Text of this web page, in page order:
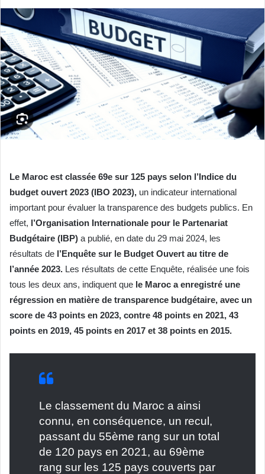
courriel
Le Maroc est classée 69e sur 125 pays selon l’Indice du
budget ouvert 2023 (IBO 2023), un indicateur international
important pour évaluer la transparence des budgets publics. En
effet, l’Organisation Internationale pour le Partenariat
Budgétaire (IBP) a publié, en date du 29 mai 2024, les
résultats de l’Enquête sur le Budget Ouvert au titre de
l’année 2023. Les résultats de cette Enquête, réalisée une fois
tous les deux ans, indiquent que le Maroc a enregistré une
régression en matière de transparence budgétaire, avec un
score de 43 points en 2023, contre 48 points en 2021, 43
points en 2019, 45 points en 2017 et 38 points en 2015.
Le classement du Maroc a ainsi
connu, en conséquence, un recul,
passant du 55ème rang sur un total
de 120 pays en 2021, au 69ème
rang sur les 125 pays couverts par